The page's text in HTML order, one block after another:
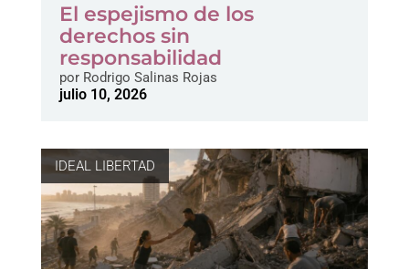
El espejismo de los
derechos sin
responsabilidad
porRodrigo Salinas Rojas
julio 10, 2026
IDEAL LIBERTAD